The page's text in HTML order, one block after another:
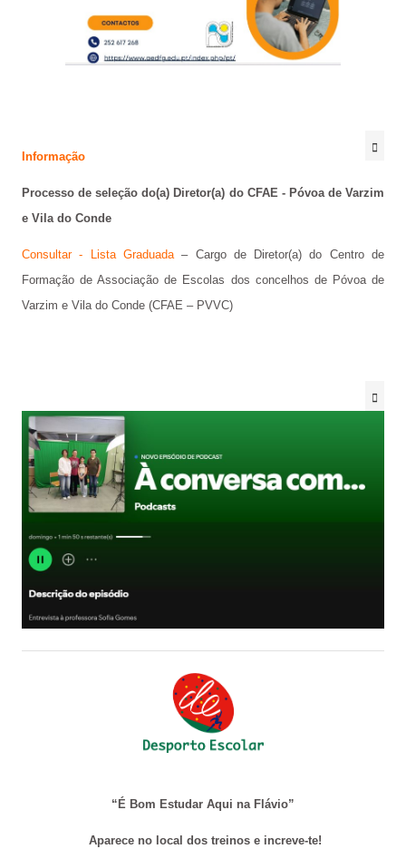
Informação
Processo de seleção do(a) Diretor(a) do CFAE - Póvoa de Varzim
e Vila do Conde
Consultar - Lista Graduada– Cargo de Diretor(a) do Centro de
Formação de Associação de Escolas dos concelhos de Póvoa de
Varzim e Vila do Conde (CFAE – PVVC)
“É Bom Estudar Aqui na Flávio”
Aparece no local dos treinos e increve-te!